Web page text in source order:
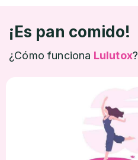
¡Es pan comido!
¿Cómo funciona Lulutox?